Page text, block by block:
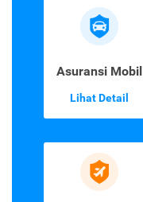
Asuransi Mobil
Lihat Detail